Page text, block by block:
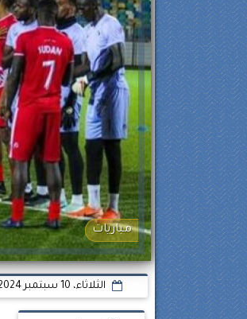
مباريات
الثلاثاء، 10 سبتمبر 2024